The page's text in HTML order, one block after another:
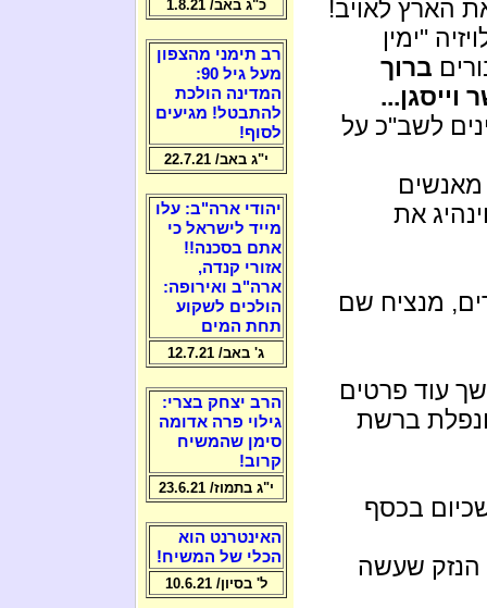
הארץ לאויב!
"ימין
ברוך
וייסגן...
לשב"כ על
מאנשים
את
מנציח שם
עוד פרטים
ברשת
בכסף
הנזק שעשה
כ"ג באב/ 1.8.21
רב תימני מהצפון
מעל גיל 90:
המדינה הולכת
להתבטל! מגיעים
לסוף!
י"ג באב/ 22.7.21
יהודי ארה"ב: עלו
מייד לישראל כי
אתם בסכנה!!
אזורי קנדה,
ארה"ב ואירופה:
הולכים לשקוע
תחת המים
ג' באב/ 12.7.21
הרב יצחק בצרי:
גילוי פרה אדומה
סימן שהמשיח
קרוב!
י"ג בתמוז/ 23.6.21
האינטרנט הוא
הכלי של המשיח!
ל' בסיון/ 10.6.21